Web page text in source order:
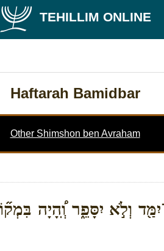
TEHILLIM ONLINE
Haftarah Bamidbar
Other Shimshon ben Avraham
וְלֹ֣א יִסָּפֵ֑ר וְֽ֠הָיָה